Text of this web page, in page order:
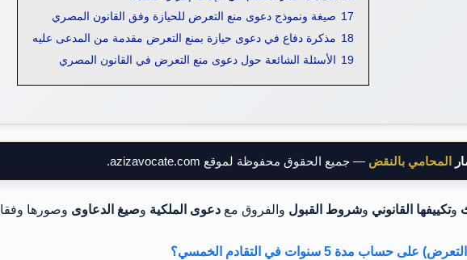
17 صيغة ونموذج دعوى منع التعرض للحيازة وفق القانون المصري
18 مذكرة دفاع في دعوى حيازة بمنع التعرض مقدمة من المدعى عليه
19 الأسئلة الشائعة حول دعوى منع التعرض في القانون المصري
المحامي بالنقض — جميع الحقوق محفوظة لموقع azizavocate.com.
وتكييفها القانوني وشروط القبول والفروق مع دعوى الملكية وصيغ الدعاوى وصورها وفقا
مدة 5 سنوات في التقادم الخمسي؟